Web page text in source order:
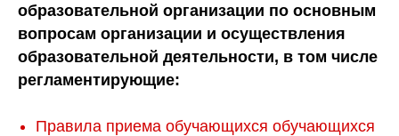
образовательной организации по основным
вопросам организации и осуществления
образовательной деятельности, в том числе
регламентирующие:
Правила приема обучающихся обучающихся